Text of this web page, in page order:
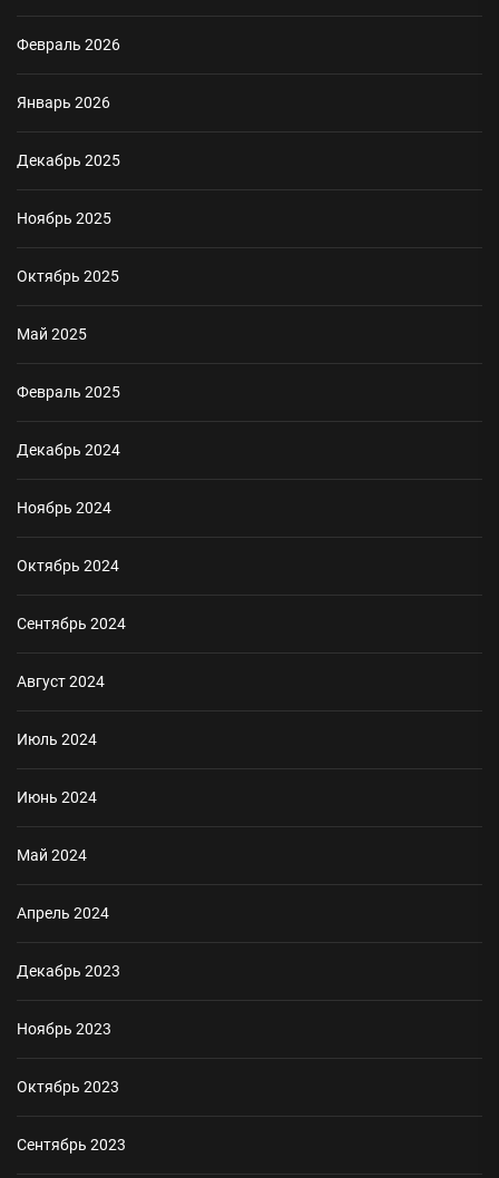
Февраль 2026
Январь 2026
Декабрь 2025
Ноябрь 2025
Октябрь 2025
Май 2025
Февраль 2025
Декабрь 2024
Ноябрь 2024
Октябрь 2024
Сентябрь 2024
Август 2024
Июль 2024
Июнь 2024
Май 2024
Апрель 2024
Декабрь 2023
Ноябрь 2023
Октябрь 2023
Сентябрь 2023